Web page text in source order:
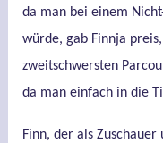
da man bei einem
würde, gab Finnja
zweitschwersten
da man einfach in die
Finn, der als